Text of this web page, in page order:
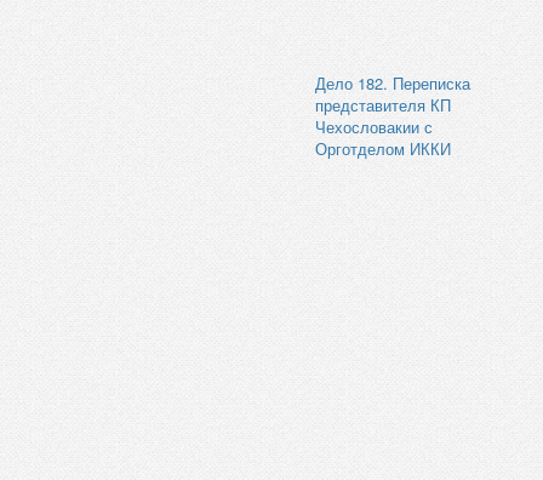
Дело 182. Переписка
представителя КП
Чехословакии с
Орготделом ИККИ